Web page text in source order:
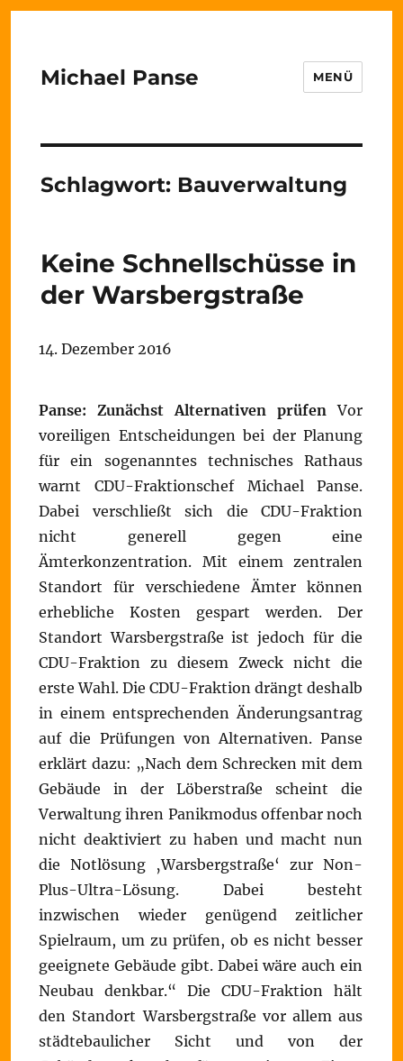
Michael Panse MENÜ
Schlagwort: Bauverwaltung
Keine Schnellschüsse in
der Warsbergstraße
14. Dezember 2016
Panse: Zunächst Alternativen prüfen Vor
voreiligen Entscheidungen bei der Planung
für ein sogenanntes technisches Rathaus
warnt CDU-Fraktionschef Michael Panse.
Dabei verschließt sich die CDU-Fraktion
nicht generell gegen eine
Ämterkonzentration. Mit einem zentralen
Standort für verschiedene Ämter können
erhebliche Kosten gespart werden. Der
Standort Warsbergstraße ist jedoch für die
CDU-Fraktion zu diesem Zweck nicht die
erste Wahl. Die CDU-Fraktion drängt deshalb
in einem entsprechenden Änderungsantrag
auf die Prüfungen von Alternativen. Panse
erklärt dazu: „Nach dem Schrecken mit dem
Gebäude in der Löberstraße scheint die
Verwaltung ihren Panikmodus offenbar noch
nicht deaktiviert zu haben und macht nun
die Notlösung ‚Warsbergstraße‘ zur Non-
Plus-Ultra-Lösung. Dabei besteht
inzwischen wieder genügend zeitlicher
Spielraum, um zu prüfen, ob es nicht besser
geeignete Gebäude gibt. Dabei wäre auch ein
Neubau denkbar.“ Die CDU-Fraktion hält
den Standort Warsbergstraße vor allem aus
städtebaulicher Sicht und von der